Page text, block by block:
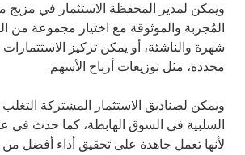
ويمكن لمدير المحفظة الاستثمار في
المُجربة والموثوقة مع اختيار مجموعة من
شهرة والناشئة، أو يمكن تركيز
محددة، مثل توزيعات أرباح الأسهم.
ويمكن لصناديق الاستثمار المشتركة
السلبية في السوق الهابطة، كما حدث في
لأنها تعمل جاهدة على تحقيق أداء أفضل من